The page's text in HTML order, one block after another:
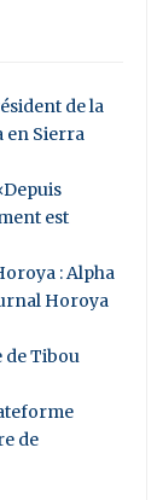
de la
en Sierra
est
: Alpha
Horoya
de Tibou
de